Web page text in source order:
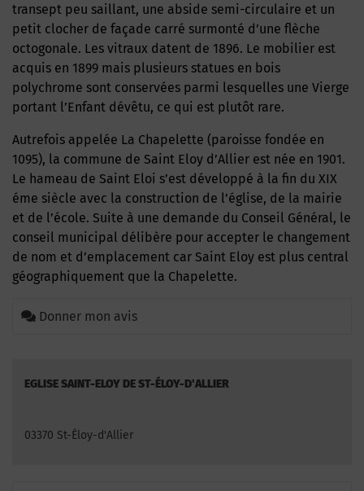
transept peu saillant, une abside semi-circulaire et un
petit clocher de façade carré surmonté d’une flèche
octogonale. Les vitraux datent de 1896. Le mobilier est
acquis en 1899 mais plusieurs statues en bois
polychrome sont conservées parmi lesquelles une Vierge
portant l’Enfant dévêtu, ce qui est plutôt rare.
Autrefois appelée La Chapelette (paroisse fondée en
1095), la commune de Saint Eloy d’Allier est née en 1901.
Le hameau de Saint Eloi s’est développé à la fin du XIX
éme siècle avec la construction de l’église, de la mairie
et de l’école. Suite à une demande du Conseil Général, le
conseil municipal délibère pour accepter le changement
de nom et d’emplacement car Saint Eloy est plus central
géographiquement que la Chapelette.
Donner mon avis
EGLISE SAINT-ELOY DE ST-ÉLOY-D'ALLIER
03370 St-Éloy-d'Allier